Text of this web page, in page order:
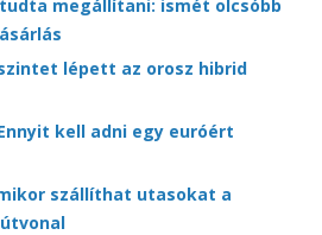
megállítani: ismét olcsóbb
lépett az orosz hibrid
kell adni egy euróért
szállíthat utasokat a